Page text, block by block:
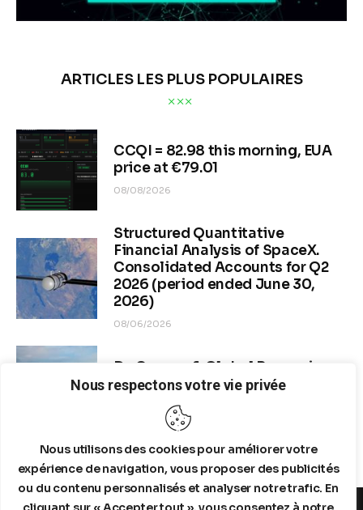
Nous respectons votre vie privée
Nous utilisons des cookies pour améliorer votre
expérience de navigation, vous proposer des publicités
ou du contenu personnalisés et analyser notre trafic. En
ARTICLES LES PLUS POPULAIRES
CCQI = 82.98 this morning, EUA
price at €79.01
08/08/2026
Structured Quantitative
Financial Analysis of SpaceX.
Consolidated Accounts for Q2
2026 (period ended June 30,
2026)
08/06/2026
Dr. Copper & Global Recession
Risk
08/04/2026